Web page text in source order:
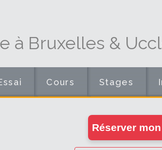
à Bruxelles &
Cours Stages
Réserver